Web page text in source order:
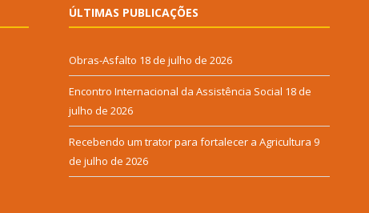
ÚLTIMAS PUBLICAÇÕES
Obras-Asfalto 18 de julho de 2026
Encontro Internacional da Assistência Social 18 de
julho de 2026
Recebendo um trator para fortalecer a Agricultura 9
de julho de 2026